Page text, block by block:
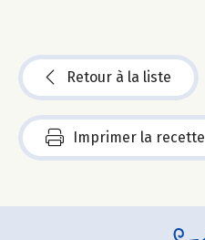
Retour à la liste
Imprimer la recette